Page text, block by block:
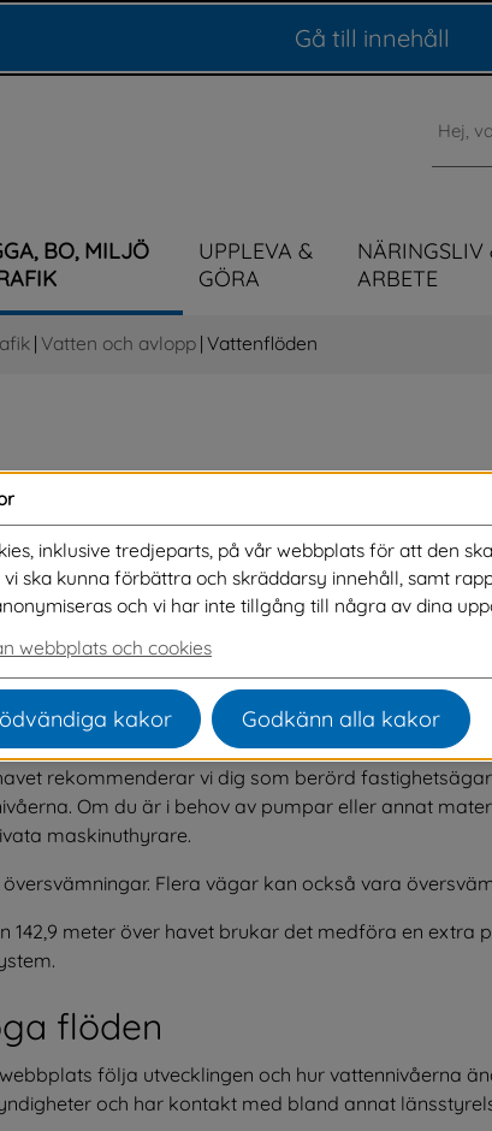
Gå till innehåll
Sök
BO, MILJÖ
UPPLEVA &
GÖRA
NÄRINGSLIV
ARBETE
| Vatten och avlopp | Vattenflöden
i exempelvis Ätran som rinner genom
hittar du information om vad kritiskt
Ätrans vattennivå för att förbereda dig
på mellan 140,5 - 141,5 meter över havet.
nivån flera gånger per timme.
rekommenderar vi dig som berörd
Om du är i behov av pumpar eller annat
maskinuthyrare.
Flera vägar kan också vara
142,9 meter över havet brukar det medföra en extra
flöden
följa utvecklingen och hur vattennivåerna
och har kontakt med bland annat
inklusive tredjeparts, på vår webbplats för att den
ska kunna förbättra och skräddarsy innehåll, samt
och vi har inte tillgång till några av dina
webbplats och cookies
kakor Godkänn alla kakor